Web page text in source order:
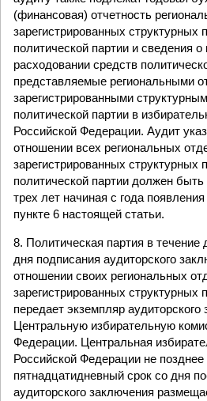
(финансовая) отчетность
зарегистрированных структурных
политической партии и сведения о
расходовании средств
представляемые региональными
зарегистрированными
политической партии в
Российской Федерации. Аудит
отношении всех региональных
зарегистрированных структурных
политической партии должен
трех лет начиная с года
пункте 6 настоящей статьи.
8. Политическая партия в течение
дня подписания аудиторского
отношении своих региональных
зарегистрированных структурных
передает экземпляр аудиторского
Центральную избирательную
Федерации. Центральная
Российской Федерации не
пятнадцатидневный срок со дня
аудиторского заключения